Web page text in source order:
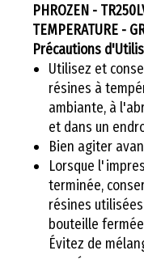
PHROZEN -
TEMPERATURE -
Précautions
Utilisez et
résines à
ambiante, à
et dans un
Bien agiter
Lorsque
terminée,
résines
bouteille
Évitez de